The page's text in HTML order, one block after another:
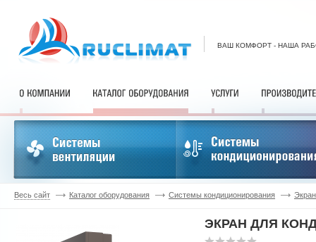
ВАШ КОМФОРТ - НАША
Весь сайт Каталог оборудования Системы кондиционирования
ЭКРАН ДЛЯ